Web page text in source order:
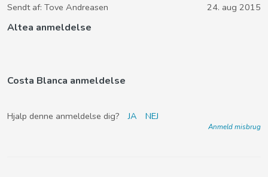
Sendt af: Tove Andreasen 24. aug 2015
Altea anmeldelse
Costa Blanca anmeldelse
Hjalp denne anmeldelse dig? JA NEJ
Anmeld misbrug